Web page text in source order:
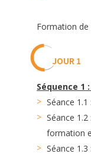
Formation de
JOUR 1
Séquence 1
Séance 1.1
Séance
formation
Séance